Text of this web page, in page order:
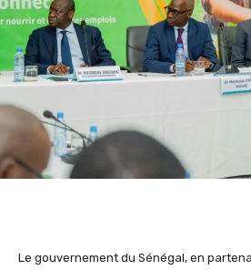
Le gouvernement du Sénégal, en